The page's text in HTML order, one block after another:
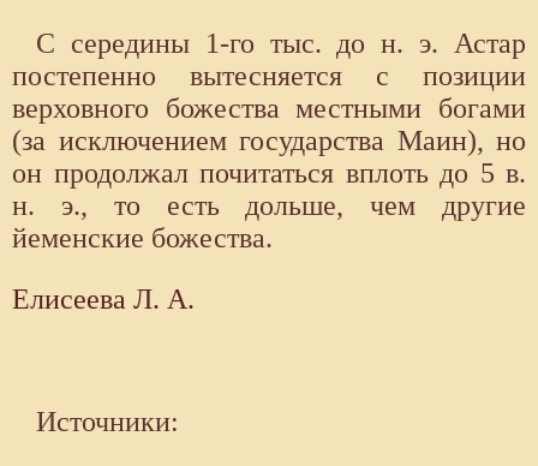
С середины 1-го тыс. до н. э. Астар
постепенно вытесняется с позиции
верховного божества местными богами
(за исключением государства Маин), но
он продолжал почитаться вплоть до 5 в.
н. э., то есть дольше, чем другие
йеменские божества.
Елисеева Л. А.
Источники: